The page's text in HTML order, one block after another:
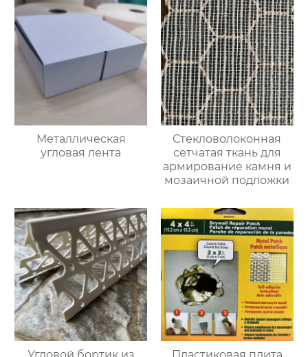
Металлическая
угловая лента
Стекловолоконная
сетчатая ткань для
армирование камня и
мозаичной подложки
Угловой бортик из
Пластиковая плита